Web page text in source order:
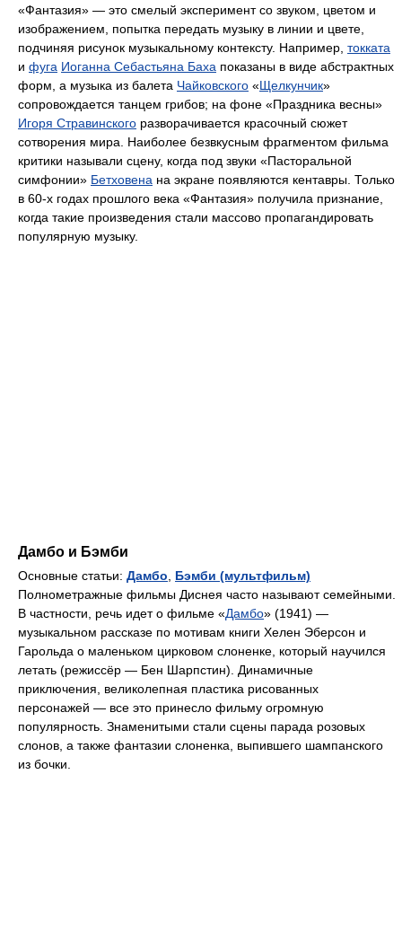
«Фантазия» — это смелый эксперимент со звуком, цветом и
изображением, попытка передать музыку в линии и цвете,
подчиняя рисунок музыкальному контексту. Например, токката
и фуга Иоганна Себастьяна Баха показаны в виде абстрактных
форм, а музыка из балета Чайковского «Щелкунчик»
сопровождается танцем грибов; на фоне «Праздника весны»
Игоря Стравинского разворачивается красочный сюжет
сотворения мира. Наиболее безвкусным фрагментом фильма
критики называли сцену, когда под звуки «Пасторальной
симфонии» Бетховена на экране появляются кентавры. Только
в 60-х годах прошлого века «Фантазия» получила признание,
когда такие произведения стали массово пропагандировать
популярную музыку.
Дамбо и Бэмби
Основные статьи: Дамбо, Бэмби (мультфильм)
Полнометражные фильмы Диснея часто называют семейными.
В частности, речь идет о фильме «Дамбо» (1941) —
музыкальном рассказе по мотивам книги Хелен Эберсон и
Гарольда о маленьком цирковом слоненке, который научился
летать (режиссёр — Бен Шарпстин). Динамичные
приключения, великолепная пластика рисованных
персонажей — все это принесло фильму огромную
популярность. Знаменитыми стали сцены парада розовых
слонов, а также фантазии слоненка, выпившего шампанского
из бочки.